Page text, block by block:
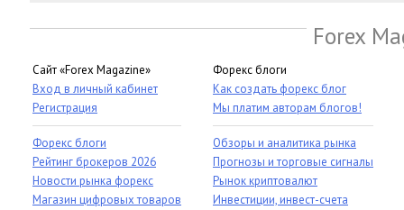
Forex
Сайт «Forex Magazine»
Вход в личный кабинет
Регистрация
Форекс блоги
Рейтинг брокеров 2026
Новости рынка форекс
Магазин цифровых товаров
Форекс блоги
Как создать форекс блог
Мы платим авторам блогов!
Обзоры и аналитика рынка
Прогнозы и торговые сигналы
Рынок криптовалют
Инвестиции, инвест-счета